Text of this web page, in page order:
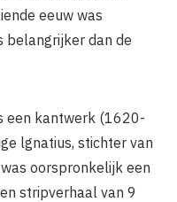
eeuw was
belangrijker dan de
een kantwerk (1620-
lgnatius, stichter van
oorspronkelijk een
stripverhaal van 9